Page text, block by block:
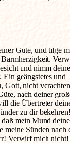
Güte, und tilge
Barmherzigkeit.
und nimm
geängstetes und
Gott, nicht
nach deiner
die Übertreter
zu dir
mein Mund
meine Sünden nach
Verwirf mich nicht!